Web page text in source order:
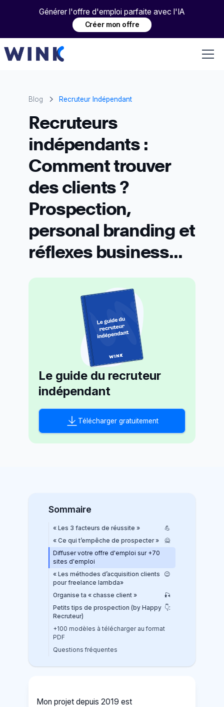
Générer l'offre d'emploi parfaite avec l'IA
Créer mon offre
Blog Recruteur Indépendant
Recruteurs
indépendants :
Comment trouver
des clients ?
Prospection,
personal branding et
réflexes business...
Le guide du recruteur
indépendant
Télécharger gratuitement
Sommaire
« Les 3 facteurs de réussite »
💪
« Ce qui t’empêche de prospecter »
🙅
Diffuser votre offre d'emploi sur +70
sites d'emploi
« Les méthodes d’acquisition clients
pour freelance lambda»
😉
Organise ta « chasse client »
🎣
Petits tips de prospection (by Happy
Recruteur)
👇:
+100 modèles à télécharger au format
PDF
Questions fréquentes
Mon projet depuis 2019 est